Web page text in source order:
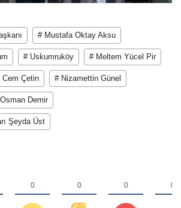
# Mustafa Oktay Aksu
# Uskumruköy # Meltem Yücel Pir
Cem Çetin # Nizamettin Günel
Demir
Şeyda Üst